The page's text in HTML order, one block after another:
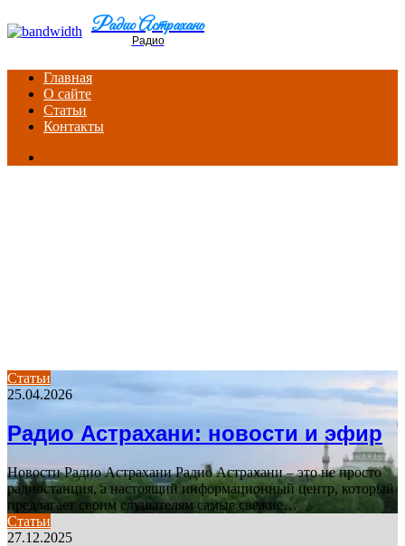
Радио Астрахань
Радио
Главная
О сайте
Статьи
Контакты
Статьи
25.04.2026
Радио Астрахани: новости и эфир
Новости Радио Астрахани Радио Астрахани – это не просто
радиостанция, а настоящий информационный центр, который
предлагает своим слушателям самые свежие…
Статьи
27.12.2025